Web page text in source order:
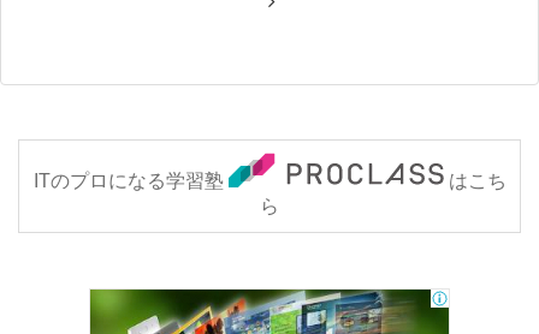
ITのプロになる学習塾
はこち
ら